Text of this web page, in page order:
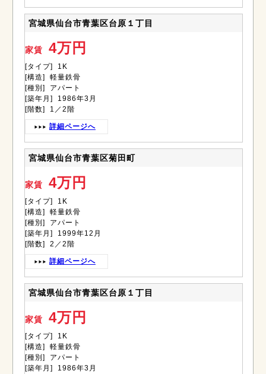
宮城県仙台市青葉区台原１丁目
家賃 4万円
[タイプ] 1K
[構造] 軽量鉄骨
[種別] アパート
[築年月] 1986年3月
[階数] 1／2階
詳細ページへ
宮城県仙台市青葉区菊田町
家賃 4万円
[タイプ] 1K
[構造] 軽量鉄骨
[種別] アパート
[築年月] 1999年12月
[階数] 2／2階
詳細ページへ
宮城県仙台市青葉区台原１丁目
家賃 4万円
[タイプ] 1K
[構造] 軽量鉄骨
[種別] アパート
[築年月] 1986年3月